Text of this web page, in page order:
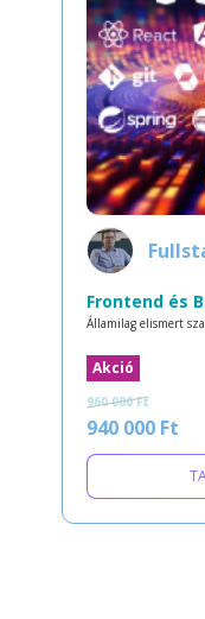
Frontend és
Államilag elismert
Akció
960 000 Ft
940 000 Ft